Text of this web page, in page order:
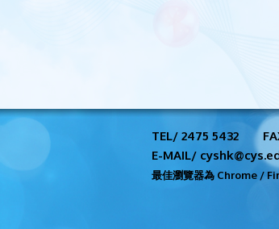
TEL/ 2475 5432
E-MAIL/
最佳瀏覽器為 Chrome /